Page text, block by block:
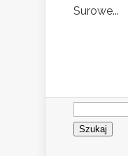
Surowe...
Szukaj: